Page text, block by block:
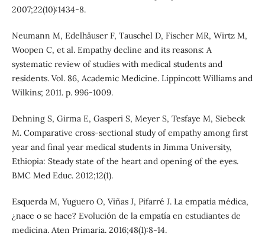
2007;22(10):1434-8.
Neumann M, Edelhäuser F, Tauschel D, Fischer MR, Wirtz M,
Woopen C, et al. Empathy decline and its reasons: A
systematic review of studies with medical students and
residents. Vol. 86, Academic Medicine. Lippincott Williams and
Wilkins; 2011. p. 996-1009.
Dehning S, Girma E, Gasperi S, Meyer S, Tesfaye M, Siebeck
M. Comparative cross-sectional study of empathy among first
year and final year medical students in Jimma University,
Ethiopia: Steady state of the heart and opening of the eyes.
BMC Med Educ. 2012;12(1).
Esquerda M, Yuguero O, Viñas J, Pifarré J. La empatía médica,
¿nace o se hace? Evolución de la empatía en estudiantes de
medicina. Aten Primaria. 2016;48(1):8-14.